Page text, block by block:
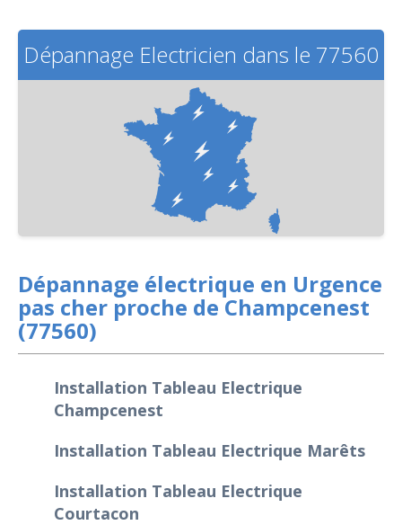
Dépannage Electricien dans le 77560
Dépannage électrique en Urgence
pas cher proche de Champcenest
(77560)
Installation Tableau Electrique
Champcenest
Installation Tableau Electrique Marêts
Installation Tableau Electrique
Courtacon